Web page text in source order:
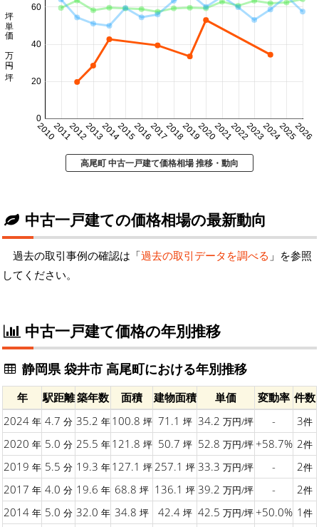
20102011201220132014201520162017201820192020202120222023202420252026
0
20
40
60
坪単価 万円/坪
高尾町 中古一戸建て価格相場 推移・動向
中古一戸建ての価格相場の最新動向
過去の取引事例の確認は「過去の取引データを調べる 」を参照
してください。
中古一戸建て価格の年別推移
静岡県 袋井市 高尾町における年別推移
年 駅距離築年数 面積 建物面積 単価 変動率 件数
2024 年 4.7 分 35.2 年100.8 坪 71.1 坪 34.2 万円/坪 - 3件
2020 年 5.0 分 25.5 年121.8 坪 50.7 坪 52.8 万円/坪+58.7% 2件
2019 年 5.5 分 19.3 年127.1 坪257.1 坪 33.3 万円/坪 - 2件
2017 年 4.0 分 19.6 年 68.8 坪 136.1 坪 39.2 万円/坪 - 2件
2014 年 5.0 分 32.0 年 34.8 坪 42.4 坪 42.5 万円/坪+50.0% 1 件